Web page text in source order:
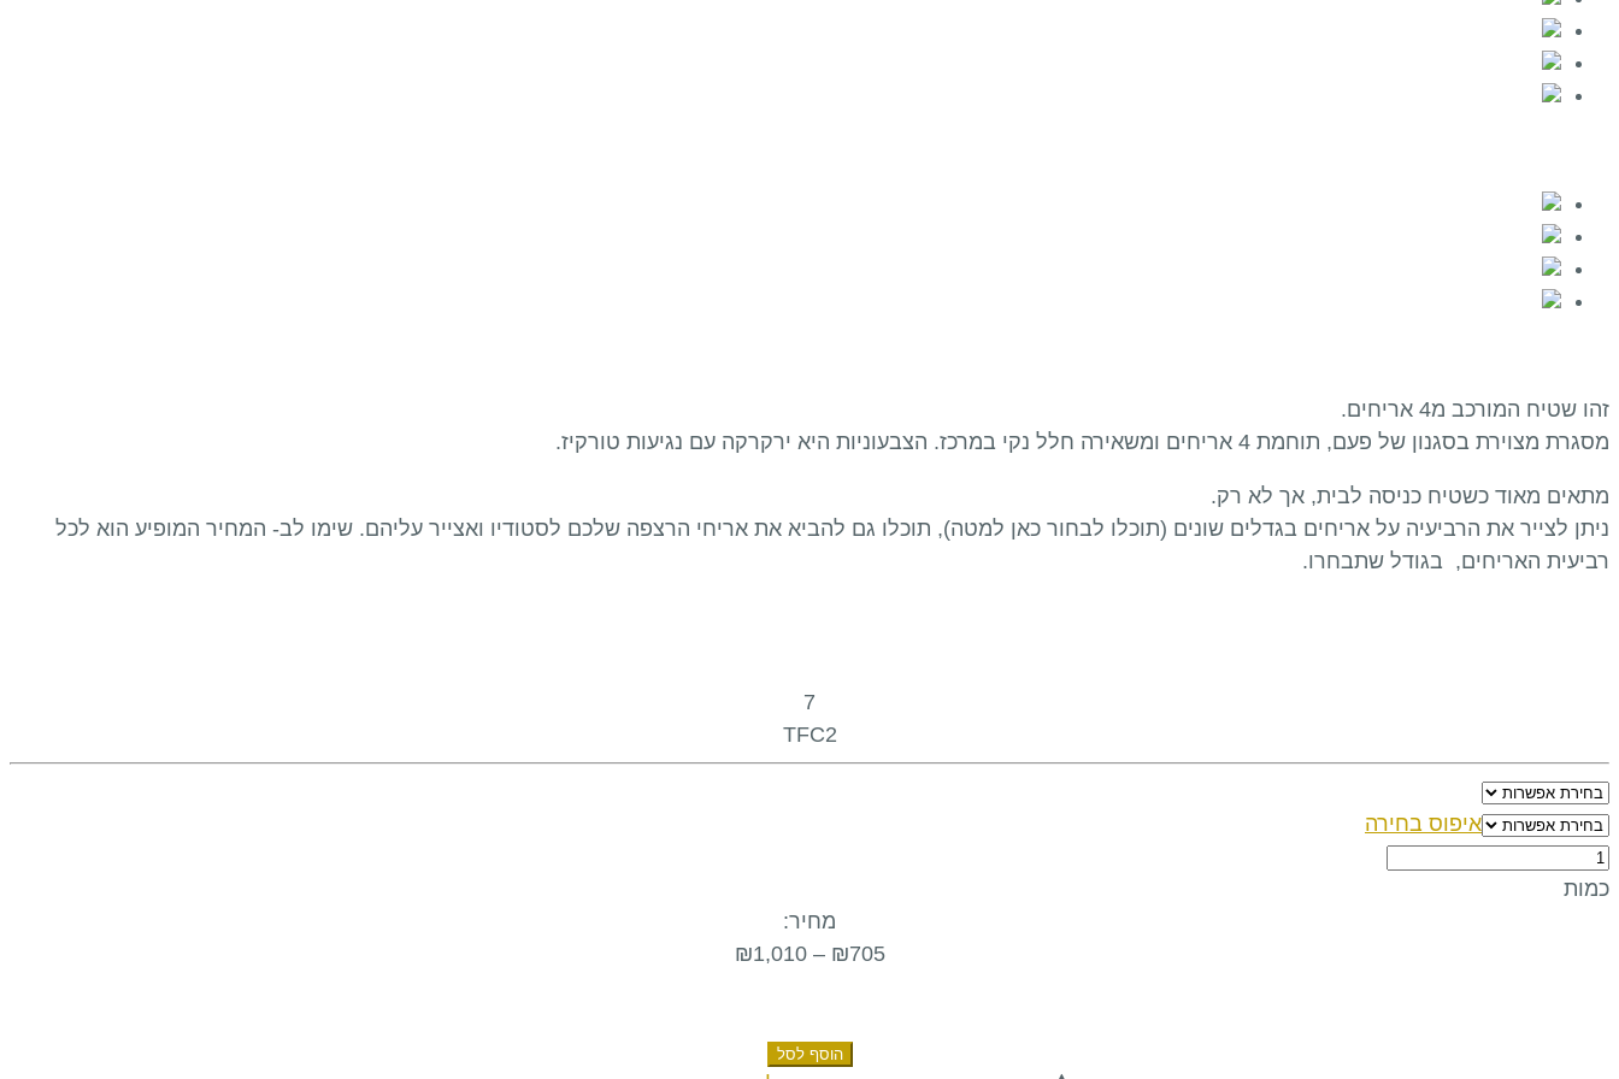
זהו שטיח המורכב מ4 אריחים.
מסגרת מצוירת בסגנון של פעם, תוחמת 4 אריחים ומשאירה חלל נקי במרכז. הצבעוניות היא ירקרקה עם נגיעות טורקיז.
מתאים מאוד כשטיח כניסה לבית, אך לא רק.
ניתן לצייר את הרביעיה על אריחים בגדלים שונים (תוכלו לבחור כאן למטה), תוכלו גם להביא את אריחי הרצפה שלכם לסטודיו ואצייר עליהם. שימו לב- המחיר המופיע הוא לכל
רביעית האריחים, בגודל שתבחרו.
7
TFC2
איפוס בחירה
שטיח
ערבה
כמות
מחיר:
₪705
–
₪1,010
הוסף לסל